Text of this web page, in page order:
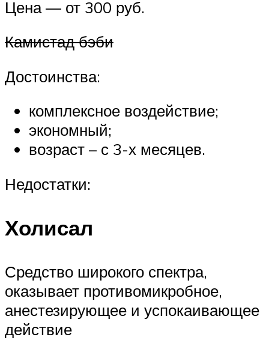
Цена — от 300 руб.
Камистад бэби
Достоинства:
комплексное воздействие;
экономный;
возраст – с 3-х месяцев.
Недостатки:
Холисал
Средство широкого спектра,
оказывает противомикробное,
анестезирующее и успокаивающее
действие